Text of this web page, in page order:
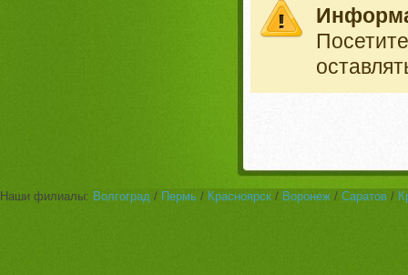
Наши филиалы: Волгоград / Пермь / Красноярск / Воронеж / Саратов /